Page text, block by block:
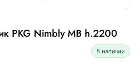
PKG Nimbly MB h.2200
В наличии